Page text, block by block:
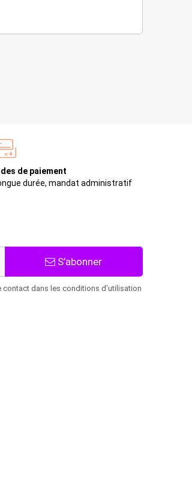
de paiement
durée, mandat administratif
S’abonner
contact dans les conditions d'utilisation